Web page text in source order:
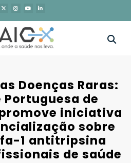
Doenças Raras:
Portuguesa de
iniciativa
sobre
1 antitripsina
de saúde